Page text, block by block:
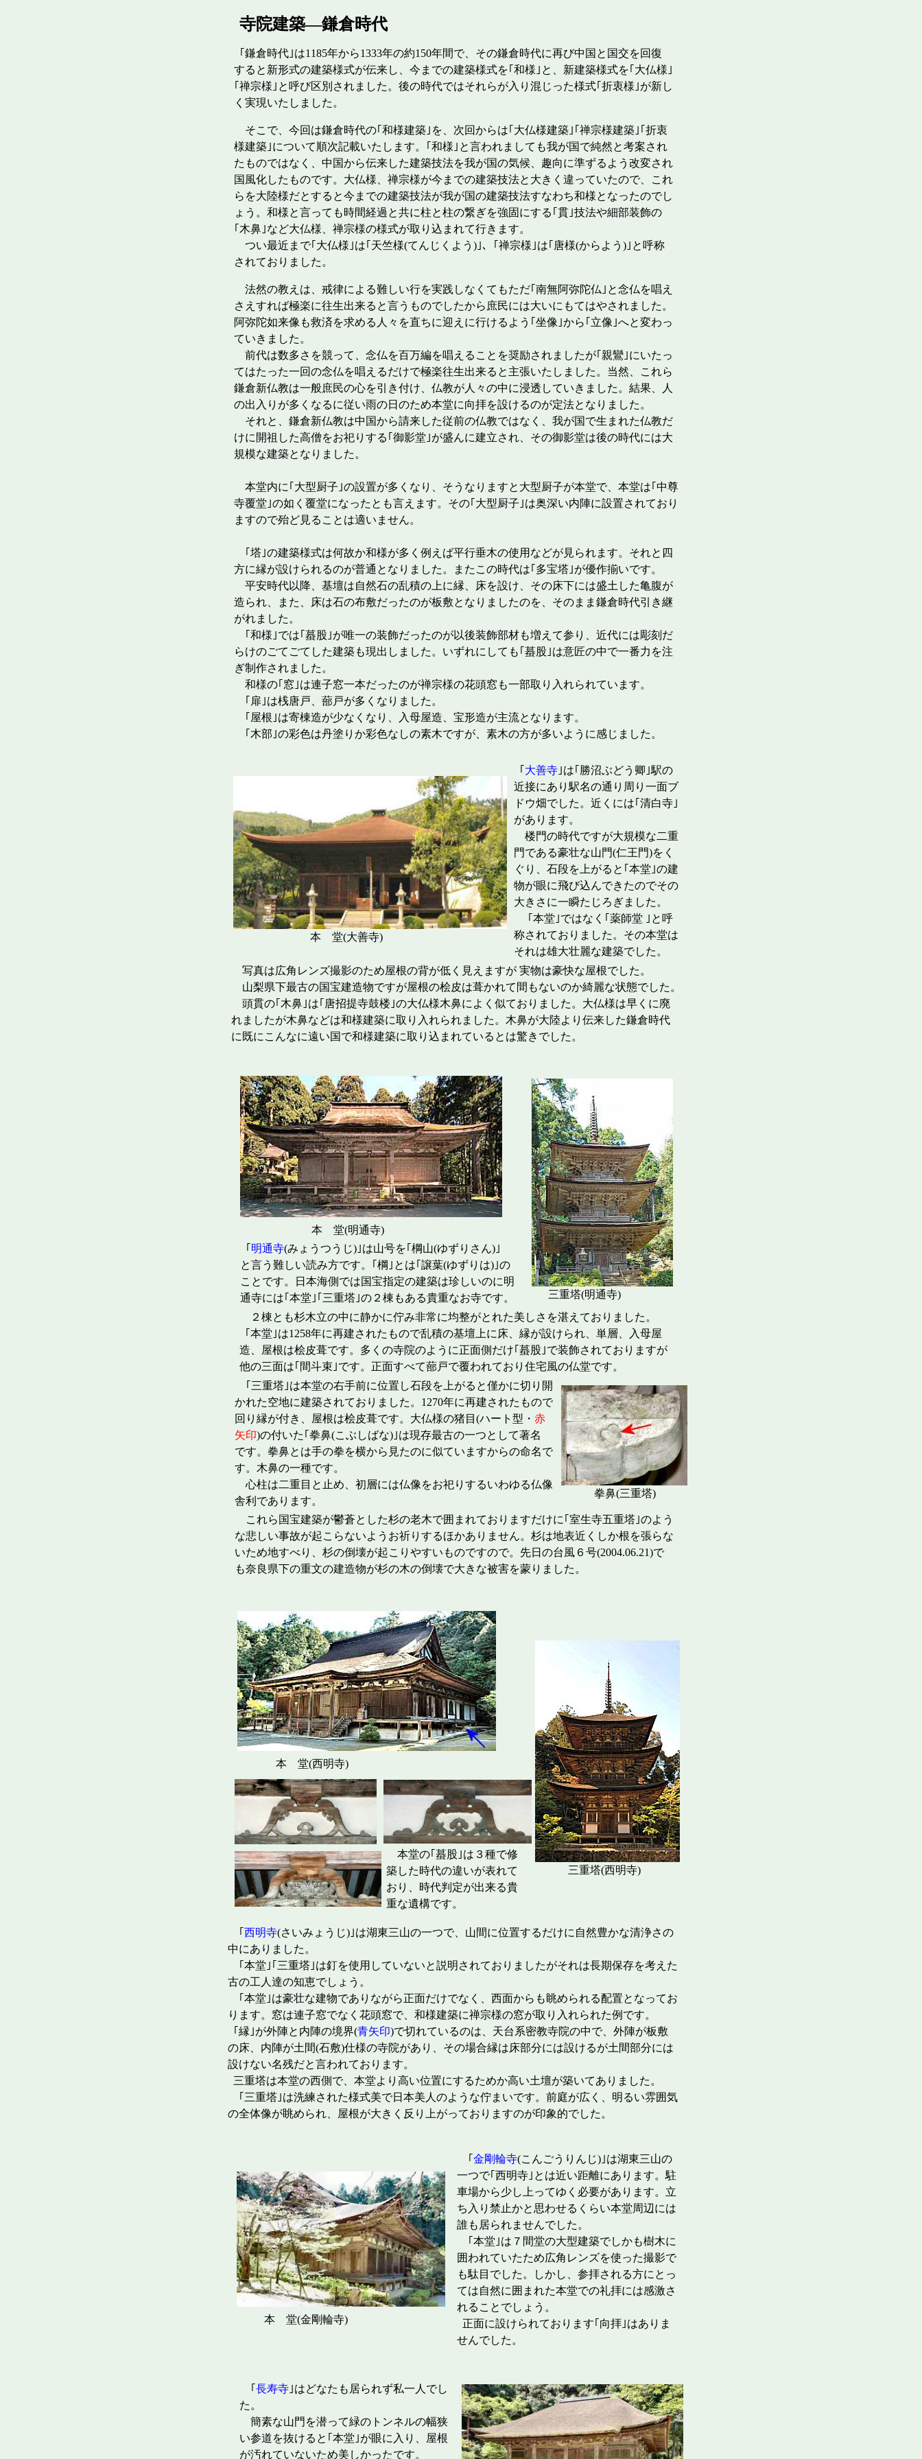
寺院建築―鎌倉時代
｢鎌倉時代｣は1185年から1333年の約150年間で、その鎌倉時代に再び中国と国交を回復
すると新形式の建築様式が伝来し、今までの建築様式を｢和様｣と、新建築様式を｢大仏様｣
｢禅宗様｣と呼び区別されました。後の時代ではそれらが入り混じった様式｢折衷様｣が新し
く実現いたしました。
そこで、今回は鎌倉時代の｢和様建築｣を、次回からは｢大仏様建築｣｢禅宗様建築｣｢折衷
様建築｣について順次記載いたします。｢和様｣と言われましても我が国で純然と考案され
たものではなく、中国から伝来した建築技法を我が国の気候、趣向に準ずるよう改変され
国風化したものです。大仏様、禅宗様が今までの建築技法と大きく違っていたので、これ
らを大陸様だとすると今までの建築技法が我が国の建築技法すなわち和様となったのでし
ょう。和様と言っても時間経過と共に柱と柱の繋ぎを強固にする｢貫｣技法や細部装飾の
｢木鼻｣など大仏様、禅宗様の様式が取り込まれて行きます。
つい最近まで｢大仏様｣は｢天竺様(てんじくよう)｣、｢禅宗様｣は｢唐様(からよう)｣と呼称
されておりました。
法然の教えは、戒律による難しい行を実践しなくてもただ｢南無阿弥陀仏｣と念仏を唱え
さえすれば極楽に往生出来ると言うものでしたから庶民には大いにもてはやされました。
阿弥陀如来像も救済を求める人々を直ちに迎えに行けるよう｢坐像｣から｢立像｣へと変わっ
ていきました。
前代は数多さを競って、念仏を百万編を唱えることを奨励されましたが｢親鸞｣にいたっ
てはたった一回の念仏を唱えるだけで極楽往生出来ると主張いたしました。当然、これら
鎌倉新仏教は一般庶民の心を引き付け、仏教が人々の中に浸透していきました。結果、人
の出入りが多くなるに従い雨の日のため本堂に向拝を設けるのが定法となりました。
それと、鎌倉新仏教は中国から請来した従前の仏教ではなく、我が国で生まれた仏教だ
けに開祖した高僧をお祀りする｢御影堂｣が盛んに建立され、その御影堂は後の時代には大
規模な建築となりました。
本堂内に｢大型厨子｣の設置が多くなり、そうなりますと大型厨子が本堂で、本堂は｢中尊
寺覆堂｣の如く覆堂になったとも言えます。その｢大型厨子｣は奥深い内陣に設置されており
ますので殆ど見ることは適いません。
｢塔｣の建築様式は何故か和様が多く例えば平行垂木の使用などが見られます。それと四
方に縁が設けられるのが普通となりました。またこの時代は｢多宝塔｣が優作揃いです。
平安時代以降、基壇は自然石の乱積の上に縁、床を設け、その床下には盛土した亀腹が
造られ、また、床は石の布敷だったのが板敷となりましたのを、そのまま鎌倉時代引き継
がれました。
｢和様｣では｢蟇股｣が唯一の装飾だったのが以後装飾部材も増えて参り、近代には彫刻だ
らけのごてごてした建築も現出しました。いずれにしても｢蟇股｣は意匠の中で一番力を注
ぎ制作されました。
和様の｢窓｣は連子窓一本だったのが禅宗様の花頭窓も一部取り入れられています。
｢扉｣は桟唐戸、蔀戸が多くなりました。
｢屋根｣は寄棟造が少なくなり、入母屋造、宝形造が主流となります。
｢木部｣の彩色は丹塗りか彩色なしの素木ですが、素木の方が多いように感じました。
本 堂(大善寺)
｢ 大善寺｣は｢勝沼ぶどう卿｣駅の
近接にあり駅名の通り周り一面ブ
ドウ畑でした。近くには｢清白寺｣
があります。
楼門の時代ですが大規模な二重
門である豪壮な山門(仁王門)をく
ぐり、石段を上がると｢本堂｣の建
物が眼に飛び込んできたのでその
大きさに一瞬たじろぎました。
｢本堂｣ではなく｢薬師堂 ｣と呼
称されておりました。その本堂は
それは雄大壮麗な建築でした。
写真は広角レンズ撮影のため屋根の背が低く見えますが 実物は豪快な屋根でした。
山梨県下最古の国宝建造物ですが屋根の桧皮は葺かれて間もないのか綺麗な状態でした。
頭貫の｢木鼻｣は｢唐招提寺鼓楼｣の大仏様木鼻によく似ておりました。大仏様は早くに廃
れましたが木鼻などは和様建築に取り入れられました。木鼻が大陸より伝来した鎌倉時代
に既にこんなに遠い国で和様建築に取り込まれているとは驚きでした。
本 堂(明通寺)
三重塔(明通寺)
｢ 明通寺(みょうつうじ)｣は山号を｢棡山(ゆずりさん)｣
と言う難しい読み方です。｢棡｣とは｢譲葉(ゆずりは)｣の
ことです。日本海側では国宝指定の建築は珍しいのに明
通寺には｢本堂｣｢三重塔｣の２棟もある貴重なお寺です。
２棟とも杉木立の中に静かに佇み非常に均整がとれた美しさを湛えておりました。
｢本堂｣は1258年に再建されたもので乱積の基壇上に床、縁が設けられ、単層、入母屋
造、屋根は桧皮葺です。多くの寺院のように正面側だけ｢蟇股｣で装飾されておりますが
他の三面は｢間斗束｣です。正面すべて蔀戸で覆われており住宅風の仏堂です。
｢三重塔｣は本堂の右手前に位置し石段を上がると僅かに切り開
かれた空地に建築されておりました。1270年に再建されたもので
回り縁が付き、屋根は桧皮葺です。大仏様の猪目(ハート型・ 赤
矢印)の付いた｢拳鼻(こぶしばな)｣は現存最古の一つとして著名
です。拳鼻とは手の拳を横から見たのに似ていますからの命名で
す。木鼻の一種です。
心柱は二重目と止め、初層には仏像をお祀りするいわゆる仏像
舎利であります。
拳鼻(三重塔)
これら国宝建築が鬱蒼とした杉の老木で囲まれておりますだけに｢室生寺五重塔｣のよう
な悲しい事故が起こらないようお祈りするほかありません。杉は地表近くしか根を張らな
いため地すべり、杉の倒壊が起こりやすいものですので。先日の台風６号(2004.06.21)で
も奈良県下の重文の建造物が杉の木の倒壊で大きな被害を蒙りました。
本 堂(西明寺)
三重塔(西明寺)
本堂の｢蟇股｣は３種で修
築した時代の違いが表れて
おり、時代判定が出来る貴
重な遺構です。
｢ 西明寺(さいみょうじ)｣は湖東三山の一つで、山間に位置するだけに自然豊かな清浄さの
中にありました。
｢本堂｣｢三重塔｣は釘を使用していないと説明されておりましたがそれは長期保存を考えた
古の工人達の知恵でしょう。
｢本堂｣は豪壮な建物でありながら正面だけでなく、西面からも眺められる配置となってお
ります。窓は連子窓でなく花頭窓で、和様建築に禅宗様の窓が取り入れられた例です。
｢縁｣が外陣と内陣の境界(青矢印)で切れているのは、天台系密教寺院の中で、外陣が板敷
の床、内陣が土間(石敷)仕様の寺院があり、その場合縁は床部分には設けるが土間部分には
設けない名残だと言われております。
三重塔は本堂の西側で、本堂より高い位置にするためか高い土壇が築いてありました。
｢三重塔｣は洗練された様式美で日本美人のような佇まいです。前庭が広く、明るい雰囲気
の全体像が眺められ、屋根が大きく反り上がっておりますのが印象的でした。
本 堂(金剛輪寺)
｢ 金剛輪寺(こんごうりんじ)｣は湖東三山の
一つで｢西明寺｣とは近い距離にあります。駐
車場から少し上ってゆく必要があります。立
ち入り禁止かと思わせるくらい本堂周辺には
誰も居られませんでした。
｢本堂｣は７間堂の大型建築でしかも樹木に
囲われていたため広角レンズを使った撮影で
も駄目でした。しかし、参拝される方にとっ
ては自然に囲まれた本堂での礼拝には感激さ
れることでしょう。
正面に設けられております｢向拝｣はありま
せんでした。
｢ 長寿寺｣はどなたも居られず私一人でし
た。
簡素な山門を潜って緑のトンネルの幅狭
い参道を抜けると｢本堂｣が眼に入り、屋根
が汚れていないため美しかったです。